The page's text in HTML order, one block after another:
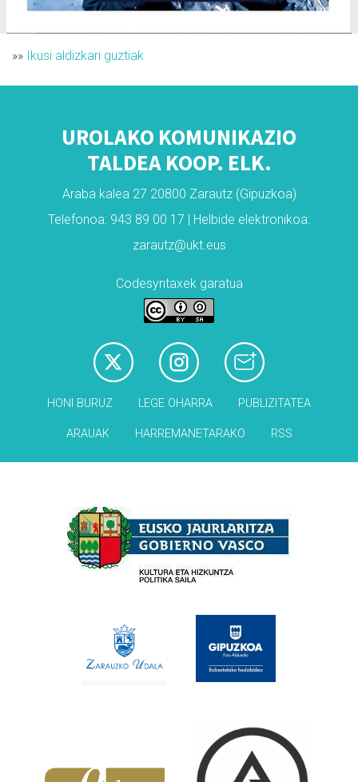
»» Ikusi aldizkari guztiak
UROLAKO KOMUNIKAZIO
TALDEA KOOP. ELK.
Araba kalea 27 20800 Zarautz (Gipuzkoa)
Telefonoa: 943 89 00 17 | Helbide elektronikoa:
zarautz@ukt.eus
Codesyntaxek garatua
HONI BURUZ LEGE OHARRA PUBLIZITATEA
ARAUAK HARREMANETARAKO RSS